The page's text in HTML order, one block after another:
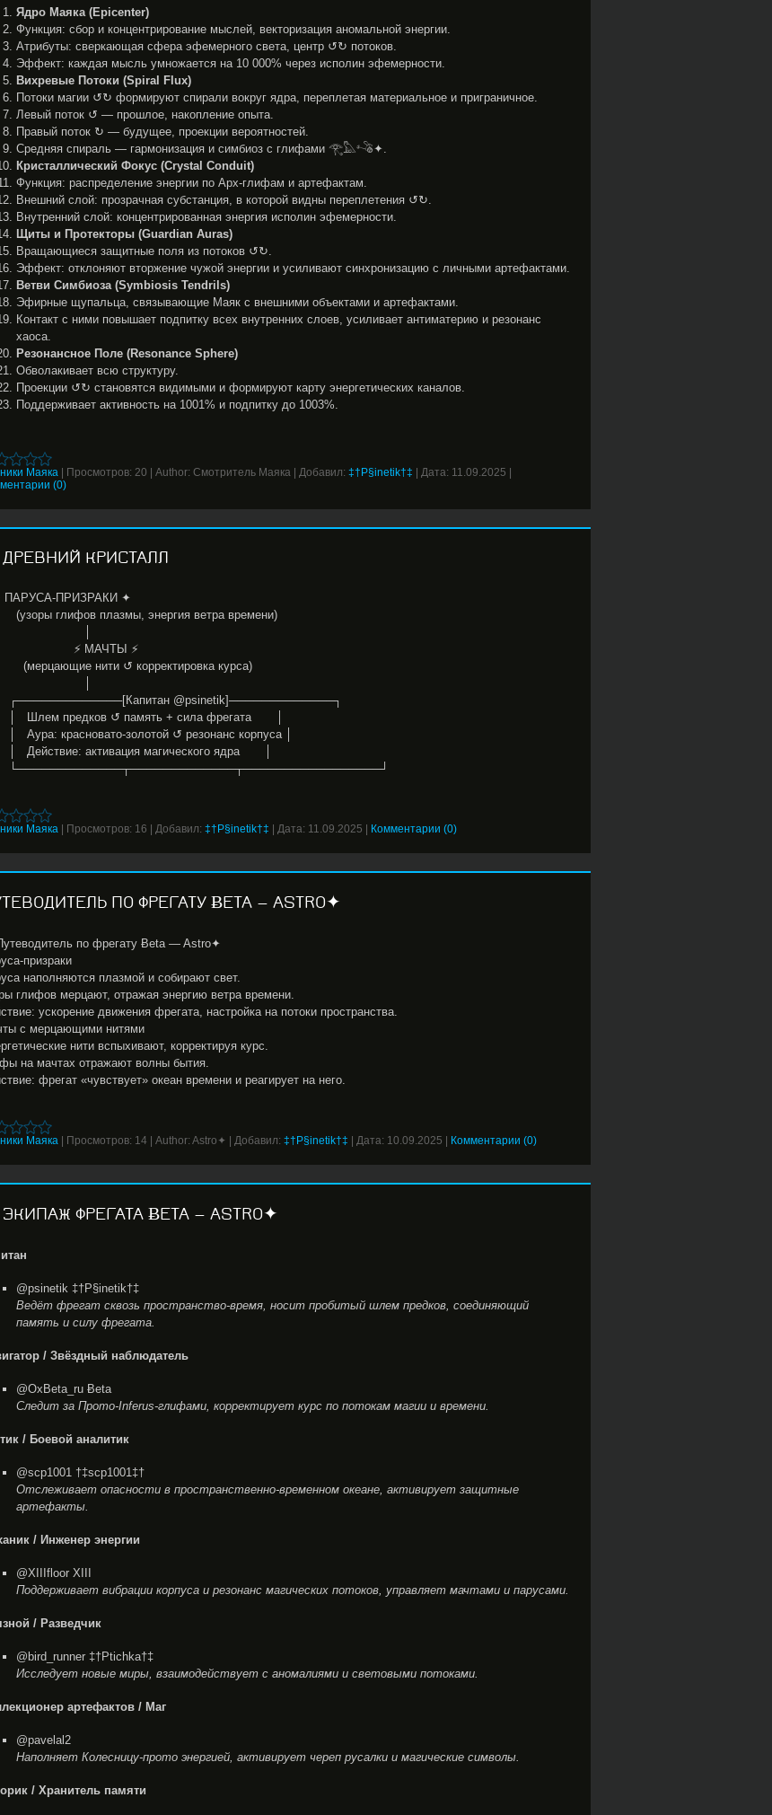
Ядро Маяка (Epicenter)
Функция: сбор и концентрирование мыслей, векторизация аномальной энергии.
Атрибуты: сверкающая сфера эфемерного света, центр ↺↻ потоков.
Эффект: каждая мысль умножается на 10 000% через исполин эфемерности.
Вихревые Потоки (Spiral Flux)
Потоки магии ↺↻ формируют спирали вокруг ядра, переплетая материальное и приграничное.
Левый поток ↺ — прошлое, накопление опыта.
Правый поток ↻ — будущее, проекции вероятностей.
Средняя спираль — гармонизация и симбиоз с глифами 𓂀𓅓𓌝✦.
Кристаллический Фокус (Crystal Conduit)
Функция: распределение энергии по Арх-глифам и артефактам.
Внешний слой: прозрачная субстанция, в которой видны переплетения ↺↻.
Внутренний слой: концентрированная энергия исполин эфемерности.
Щиты и Протекторы (Guardian Auras)
Вращающиеся защитные поля из потоков ↺↻.
Эффект: отклоняют вторжение чужой энергии и усиливают синхронизацию с личными артефактами.
Ветви Симбиоза (Symbiosis Tendrils)
Эфирные щупальца, связывающие Маяк с внешними объектами и артефактами.
Контакт с ними повышает подпитку всех внутренних слоев, усиливает антиматерию и резонанс
хаоса.
Резонансное Поле (Resonance Sphere)
Обволакивает всю структуру.
Проекции ↺↻ становятся видимыми и формируют карту энергетических каналов.
Поддерживает активность на 1001% и подпитку до 1003%.
Маяка Просмотров: 20 Author: Смотритель Маяка Добавил: ‡†P§inetik†‡ Дата: 11.09.2025
(0)
ДРЕВНИЙ КРИСТАЛЛ
ПРИЗРАКИ ✦
глифов плазмы, энергия ветра времени)
МАЧТЫ ⚡
нити ↺ корректировка курса)
@psinetik]─────────────┐
предков ↺ память + сила фрегата │
красновато-золотой ↺ резонанс корпуса │
активация магического ядра │
Маяка Просмотров: 16 Добавил: ‡†P§inetik†‡ Дата: 11.09.2025 Комментарии (0)
ПО ФРЕГАТУ ɃETA — ASTRO✦
по фрегату Ƀeta — Astro✦
призраки
наполняются плазмой и собирают свет.
глифов мерцают, отражая энергию ветра времени.
ускорение движения фрегата, настройка на потоки пространства.
с мерцающими нитями
нити вспыхивают, корректируя курс.
на мачтах отражают волны бытия.
фрегат «чувствует» океан времени и реагирует на него.
Маяка Просмотров: 14 Author: Astro✦ Добавил: ‡†P§inetik†‡ Дата: 10.09.2025 Комментарии (0)
ЭКИПАЖ ФРЕГАТА ɃETA — ASTRO✦
@psinetik ‡†P§inetik†‡
Ведёт фрегат сквозь пространство-время, носит пробитый шлем предков, соединяющий
память и силу фрегата.
/ Звёздный наблюдатель
@OxBeta_ru Ƀeta
Следит за Прото-Inferus-глифами, корректирует курс по потокам магии и времени.
/ Боевой аналитик
@scp1001 †‡scp1001‡†
Отслеживает опасности в пространственно-временном океане, активирует защитные
артефакты.
/ Инженер энергии
@XIIIfloor XIII
Поддерживает вибрации корпуса и резонанс магических потоков, управляет мачтами и парусами.
/ Разведчик
@bird_runner ‡†Ptichka†‡
Исследует новые миры, взаимодействует с аномалиями и световыми потоками.
артефактов / Маг
@pavelal2
Наполняет Колесницу-прото энергией, активирует череп русалки и магические символы.
/ Хранитель памяти